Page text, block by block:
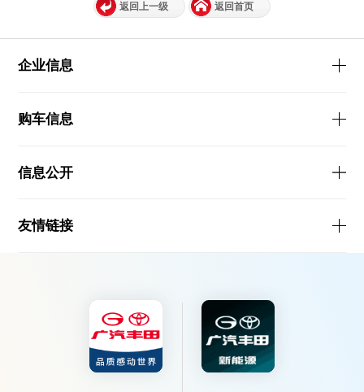
返回上一级 返回首页
企业信息
购车信息
信息公开
友情链接